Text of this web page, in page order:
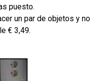
puesto.
un par de objetos y no
€ 3,49.